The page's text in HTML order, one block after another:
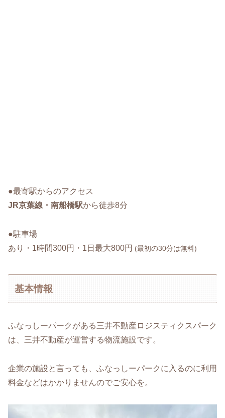
●最寄駅からのアクセス
JR京葉線・南船橋駅から徒歩8分
●駐車場
あり・1時間300円・1日最大800円 (最初の30分は無料)
基本情報
ふなっしーパークがある三井不動産ロジスティクスパーク
は、三井不動産が運営する物流施設です。
企業の施設と言っても、ふなっしーパークに入るのに利用
料金などはかかりませんのでご安心を。